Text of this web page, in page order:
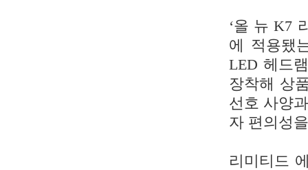
‘올 뉴 K7
에 적용됐
LED 헤드
장착해 상
선호 사양
자 편의성
리미티드